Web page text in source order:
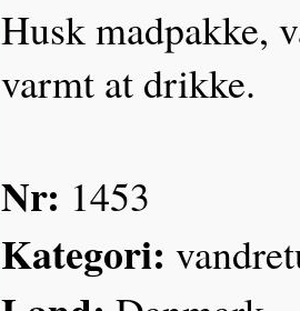
Husk madpakke,
varmt at drikke.
Nr: 1453
Kategori: